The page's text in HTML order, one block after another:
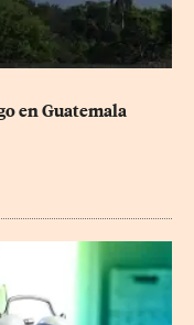
en Guatemala